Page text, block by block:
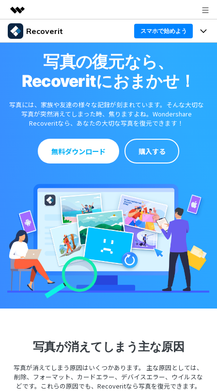
製品
ユーティリティ
法人・教育・パートナー
ソリューション
企業情報
プラン＆価格
サポート
Recoverit スマホで始めよう
Recoverit for Windows
AI
Windowsデータ復元ならRecoverit！確実な復元技術と
安心のサポート
Macの大切なデータを制限なく完全復元
スマホで始めよう
Recoverit 無料版
消えたデータ/ 誤削除したデータも完全無料で復元
関連製品（データ修復/ バックアップ）
UBackit - データバックアップ
機能一覧
ドライブから復元
削除されたメディアを復元
独自の復元ソリューション 新着
データ損失のシナリオ
すべての機能を確認
データ復元事例
データ復元
外付けデバイス復元
その他の復元
詳しくは
データ復元の専門家
Recoveritをよりよく活用
操作ガイド
ログイン
search
スマホで始めよう
写真の復元なら、
Recoveritにおまかせ！
写真には、家族や友達の様々な記録が刻まれています。そんな大切な
写真が突然消えてしまった時、焦りますよね。Wondershare
Recoveritなら、あなたの大切な写真を復元できます！
無料ダウンロード 購入する
写真が消えてしまう主な原因
写真が消えてしまう原因はいくつかあります。 主な原因としては、
削除、フォーマット、カードエラー、デバイスエラー、ウイルスな
どです。これらの原因でも、Recoveritなら写真を復元できます。